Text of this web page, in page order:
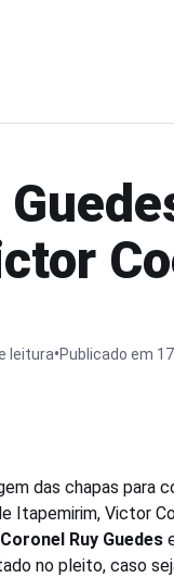
leitura•Publicado em
das chapas para
Itapemirim, Victor
Coronel Ruy Guedes
no pleito, caso